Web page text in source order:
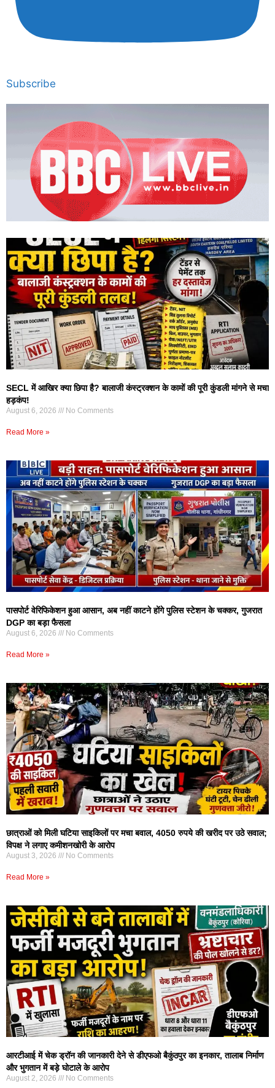
Subscribe
SECL में आखिर क्या छिपा है? बालाजी कंस्ट्रक्शन के कामों की पूरी कुंडली मांगने से मचा
हड़कंप!
August 6, 2026 No Comments
Read More »
पासपोर्ट वेरिफिकेशन हुआ आसान, अब नहीं काटने होंगे पुलिस स्टेशन के चक्कर, गुजरात
DGP का बड़ा फैसला
August 6, 2026 No Comments
Read More »
छात्राओं को मिली घटिया साइकिलों पर मचा बवाल, 4050 रुपये की खरीद पर उठे सवाल;
विपक्ष ने लगाए कमीशनखोरी के आरोप
August 3, 2026 No Comments
Read More »
आरटीआई में चेक ड्रॉन की जानकारी देने से डीएफओ बैकुंठपुर का इनकार, तालाब निर्माण
और भुगतान में बड़े घोटाले के आरोप
August 2, 2026 No Comments